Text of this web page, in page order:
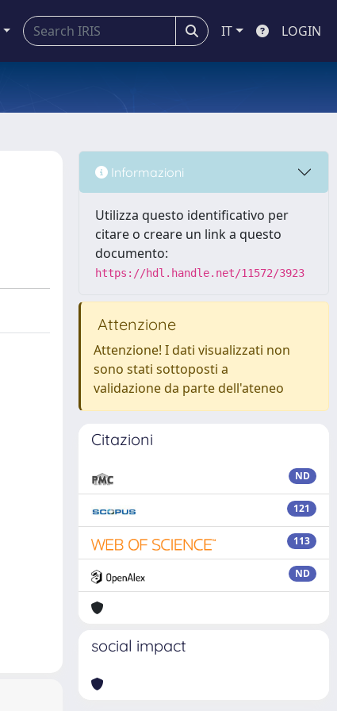
IT LOGIN
Informazioni
Utilizza questo identificativo per
citare o creare un link a questo
documento:
https://hdl.handle.net/11572/3923
Attenzione
Attenzione! I dati visualizzati non
sono stati sottoposti a
validazione da parte dell'ateneo
Citazioni
ND
121
113
ND
social impact